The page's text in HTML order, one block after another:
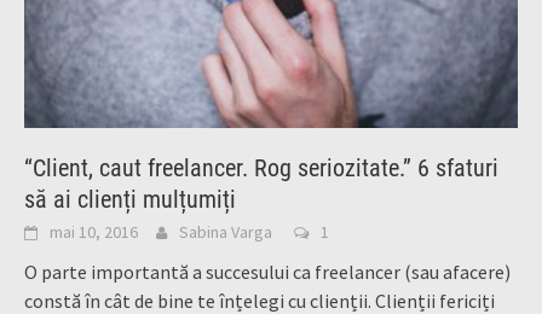
“Client, caut freelancer. Rog seriozitate.” 6 sfaturi
să ai clienți mulțumiți
mai 10, 2016 Sabina Varga 1
O parte importantă a succesului ca freelancer (sau afacere)
constă în cât de bine te înțelegi cu clienții. Clienții fericiți